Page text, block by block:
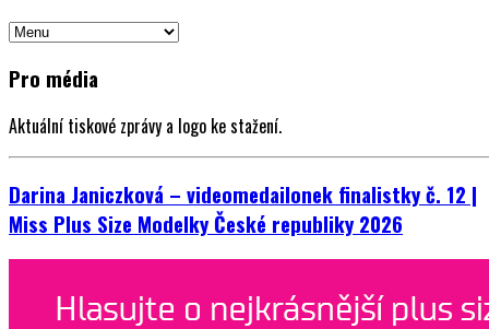
Pro média
Aktuální tiskové zprávy a logo ke stažení.
Darina Janiczková – videomedailonek finalistky č. 12 |
Miss Plus Size Modelky České republiky 2026